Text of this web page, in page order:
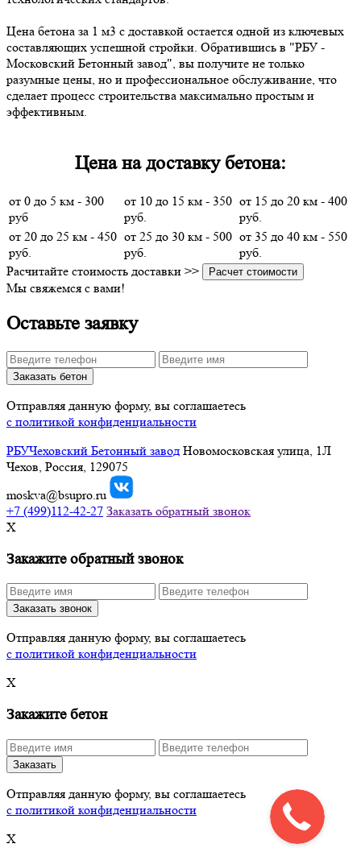
Цена бетона за 1 м3 с доставкой остается одной из ключевых
составляющих успешной стройки. Обратившись в "РБУ -
Московский Бетонный завод", вы получите не только
разумные цены, но и профессиональное обслуживание, что
сделает процесс строительства максимально простым и
эффективным.
Цена на доставку бетона:
от 0 до 5 км - 300
руб
от 10 до 15 км - 350
руб.
от 15 до 20 км - 400
руб.
от 20 до 25 км - 450
руб.
от 25 до 30 км - 500
руб.
от 35 до 40 км - 550
руб.
Расчитайте стоимость доставки >>
Расчет стоимости
Мы свяжемся с вами!
Оставьте заявку
Заказать бетон
Отправляя данную форму, вы соглашаетесь
с политикой конфиденциальности
РБУЧеховский Бетонный завод Новомосковская улица, 1Л
Чехов, Россия, 129075
moskva@bsupro.ru
+7 (499)112-42-27 Заказать обратный звонок
X
Закажите обратный звонок
Заказать звонок
Отправляя данную форму, вы соглашаетесь
с политикой конфиденциальности
X
Закажите бетон
Заказать
Отправляя данную форму, вы соглашаетесь
с политикой конфиденциальности
X